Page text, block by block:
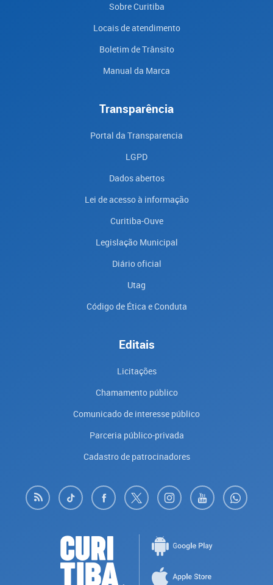
Sobre Curitiba
Locais de atendimento
Boletim de Trânsito
Manual da Marca
Transparência
Portal da Transparencia
LGPD
Dados abertos
Lei de acesso à informação
Curitiba-Ouve
Legislação Municipal
Diário oficial
Utag
Código de Ética e Conduta
Editais
Licitações
Chamamento público
Comunicado de interesse público
Parceria público-privada
Cadastro de patrocinadores